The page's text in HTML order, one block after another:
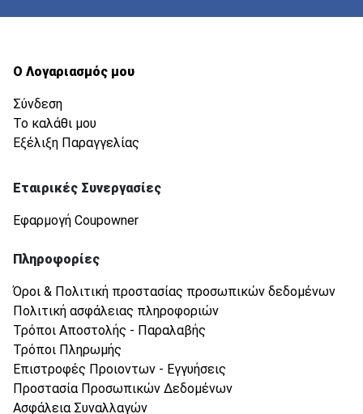
Ο Λογαριασμός μου
Σύνδεση
Το καλάθι μου
Εξέλιξη Παραγγελίας
Εταιρικές Συνεργασίες
Εφαρμογή Coupowner
Πληροφορίες
Όροι & Πολιτική προστασίας προσωπικών δεδομένων
Πολιτική ασφάλειας πληροφοριών
Τρόποι Αποστολής - Παραλαβής
Τρόποι Πληρωμής
Επιστροφές Προιοντων - Εγγυήσεις
Προστασία Προσωπικών Δεδομένων
Ασφάλεια Συναλλαγών